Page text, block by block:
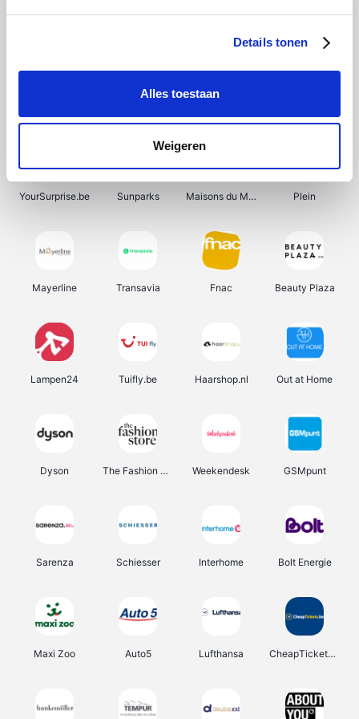
Details tonen
Alles toestaan
Weigeren
Shein Bergfreunde Pazzox Smartwatchbanden
YourSurprise.be Sunparks Maisons du Monde Plein
Mayerline Transavia Fnac Beauty Plaza
Lampen24 Tuifly.be Haarshop.nl Out at Home
Dyson The Fashion Store Weekendesk GSMpunt
Sarenza Schiesser Interhome Bolt Energie
Maxi Zoo Auto5 Lufthansa CheapTickets.be